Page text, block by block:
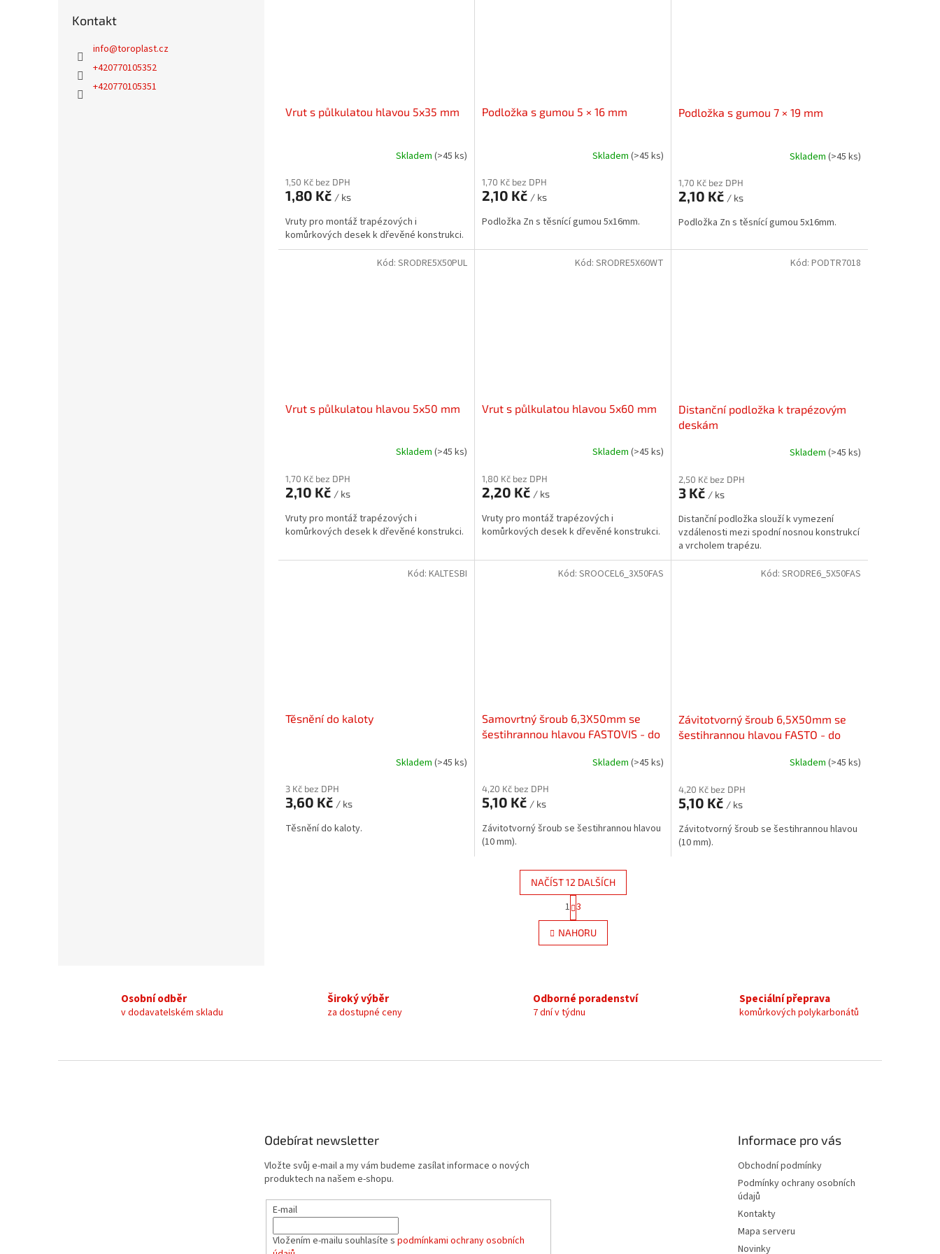
Kontakt
info@toroplast.cz
+420770105352
+420770105351
Vrut s půlkulatou hlavou 5x35 mm
Skladem (>45 ks)
1,50 Kč bez DPH
1,80 Kč / ks
Vruty pro montáž trapézových i
komůrkových desek k dřevěné konstrukci.
Podložka s gumou 5 × 16 mm
Skladem (>45 ks)
1,70 Kč bez DPH
2,10 Kč / ks
Podložka Zn s těsnící gumou 5x16mm.
Podložka s gumou 7 × 19 mm
Skladem (>45 ks)
1,70 Kč bez DPH
2,10 Kč / ks
Podložka Zn s těsnící gumou 5x16mm.
Vrut s půlkulatou hlavou 5x50 mm
Skladem (>45 ks)
1,70 Kč bez DPH
2,10 Kč / ks
Vruty pro montáž trapézových i
komůrkových desek k dřevěné konstrukci.
Kód: SRODRE5X50PUL
Vrut s půlkulatou hlavou 5x60 mm
Skladem (>45 ks)
1,80 Kč bez DPH
2,20 Kč / ks
Vruty pro montáž trapézových i
komůrkových desek k dřevěné konstrukci.
Kód: SRODRE5X60WT
Distanční podložka k trapézovým
deskám
Skladem (>45 ks)
2,50 Kč bez DPH
3 Kč / ks
Distanční podložka slouží k vymezení
vzdálenosti mezi spodní nosnou konstrukcí
a vrcholem trapézu.
Kód: PODTR7018
Těsnění do kaloty
Skladem (>45 ks)
3 Kč bez DPH
3,60 Kč / ks
Těsnění do kaloty.
Kód: KALTESBI
Samovrtný šroub 6,3X50mm se
šestihrannou hlavou FASTOVIS - do
Skladem (>45 ks)
4,20 Kč bez DPH
5,10 Kč / ks
Závitotvorný šroub se šestihrannou hlavou
(10 mm).
Kód: SROOCEL6_3X50FAS
Závitotvorný šroub 6,5X50mm se
šestihrannou hlavou FASTO - do
Skladem (>45 ks)
4,20 Kč bez DPH
5,10 Kč / ks
Závitotvorný šroub se šestihrannou hlavou
(10 mm).
Kód: SRODRE6_5X50FAS
O
v
l
c
í
p
k
NAČÍST 12 DALŠÍCH
S
t
r
á
n
á
n
í
1 3
NAHORU
Osobní odběr
v dodavatelském skladu
Široký výběr
za dostupné ceny
Odborné poradenství
7 dní v týdnu
Speciální přeprava
komůrkových polykarbonátů
Odebírat newsletter
Vložte svůj e-mail a my vám budeme zasílat informace o nových
produktech na našem e-shopu.
E-mail
Vložením e-mailu souhlasíte s podmínkami ochrany osobních
Informace pro vás
Obchodní podmínky
Podmínky ochrany osobních
údajů
Kontakty
Mapa serveru
Novinky